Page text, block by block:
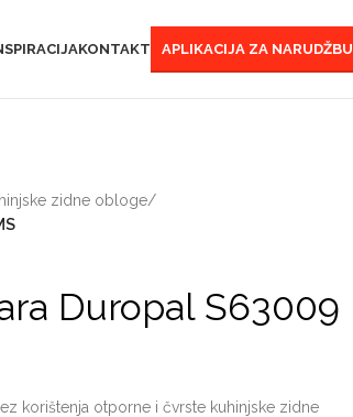
KONTAKT APLIKACIJA ZA NARUDŽBU
zidne obloge/
Duropal S63009
korištenja otporne i čvrste kuhinjske zidne